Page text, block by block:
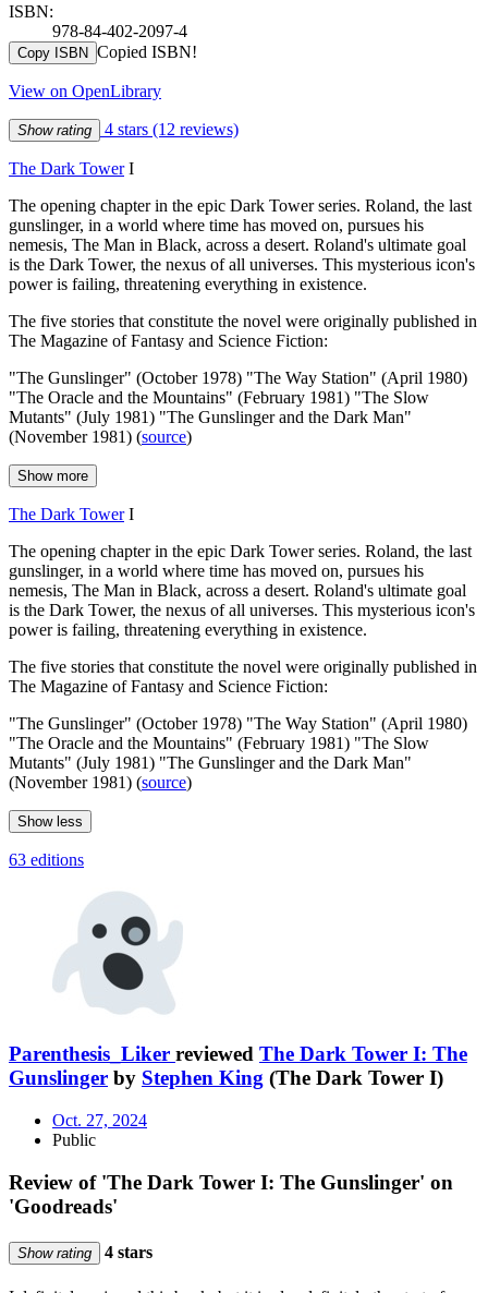
ISBN:
978-84-402-2097-4
Copy ISBN Copied ISBN!
View on OpenLibrary
Show rating 4 stars (12 reviews)
The Dark TowerI
The opening chapter in the epic Dark Tower series. Roland, the last
gunslinger, in a world where time has moved on, pursues his
nemesis, The Man in Black, across a desert. Roland's ultimate goal
is the Dark Tower, the nexus of all universes. This mysterious icon's
power is failing, threatening everything in existence.
The five stories that constitute the novel were originally published in
The Magazine of Fantasy and Science Fiction:
"The Gunslinger" (October 1978) "The Way Station" (April 1980)
"The Oracle and the Mountains" (February 1981) "The Slow
Mutants" (July 1981) "The Gunslinger and the Dark Man"
(November 1981) (source)
Show more
The Dark TowerI
The opening chapter in the epic Dark Tower series. Roland, the last
gunslinger, in a world where time has moved on, pursues his
nemesis, The Man in Black, across a desert. Roland's ultimate goal
is the Dark Tower, the nexus of all universes. This mysterious icon's
power is failing, threatening everything in existence.
The five stories that constitute the novel were originally published in
The Magazine of Fantasy and Science Fiction:
"The Gunslinger" (October 1978) "The Way Station" (April 1980)
"The Oracle and the Mountains" (February 1981) "The Slow
Mutants" (July 1981) "The Gunslinger and the Dark Man"
(November 1981) (source)
Show less
63 editions
Parenthesis_Liker reviewed The Dark Tower I: The
Gunslinger by Stephen King (The Dark Tower I)
Oct. 27, 2024
Public
Review of 'The Dark Tower I: The Gunslinger' on
'Goodreads'
Show rating 4 stars